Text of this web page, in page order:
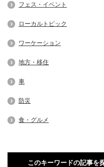
フェス・イベント
ローカルトピック
ワーケーション
地方・移住
車
防災
食・グルメ
このキーワードの記事を